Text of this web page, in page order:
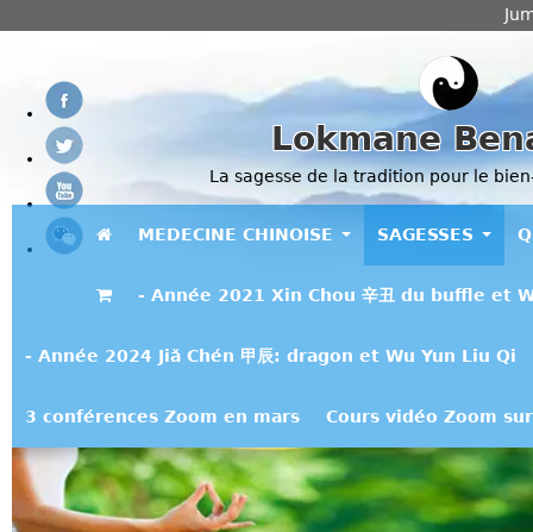
Lokmane
La sagesse de la tradition pour le
MEDECINE CHINOISE SAGESSES
- Année 2021 Xin Chou 辛丑 du buffle et
- Année 2024 Jiǎ Chén 甲辰: dragon et Wu Yun Liu Qi
3 conférences Zoom en mars Cours vidéo Zoom